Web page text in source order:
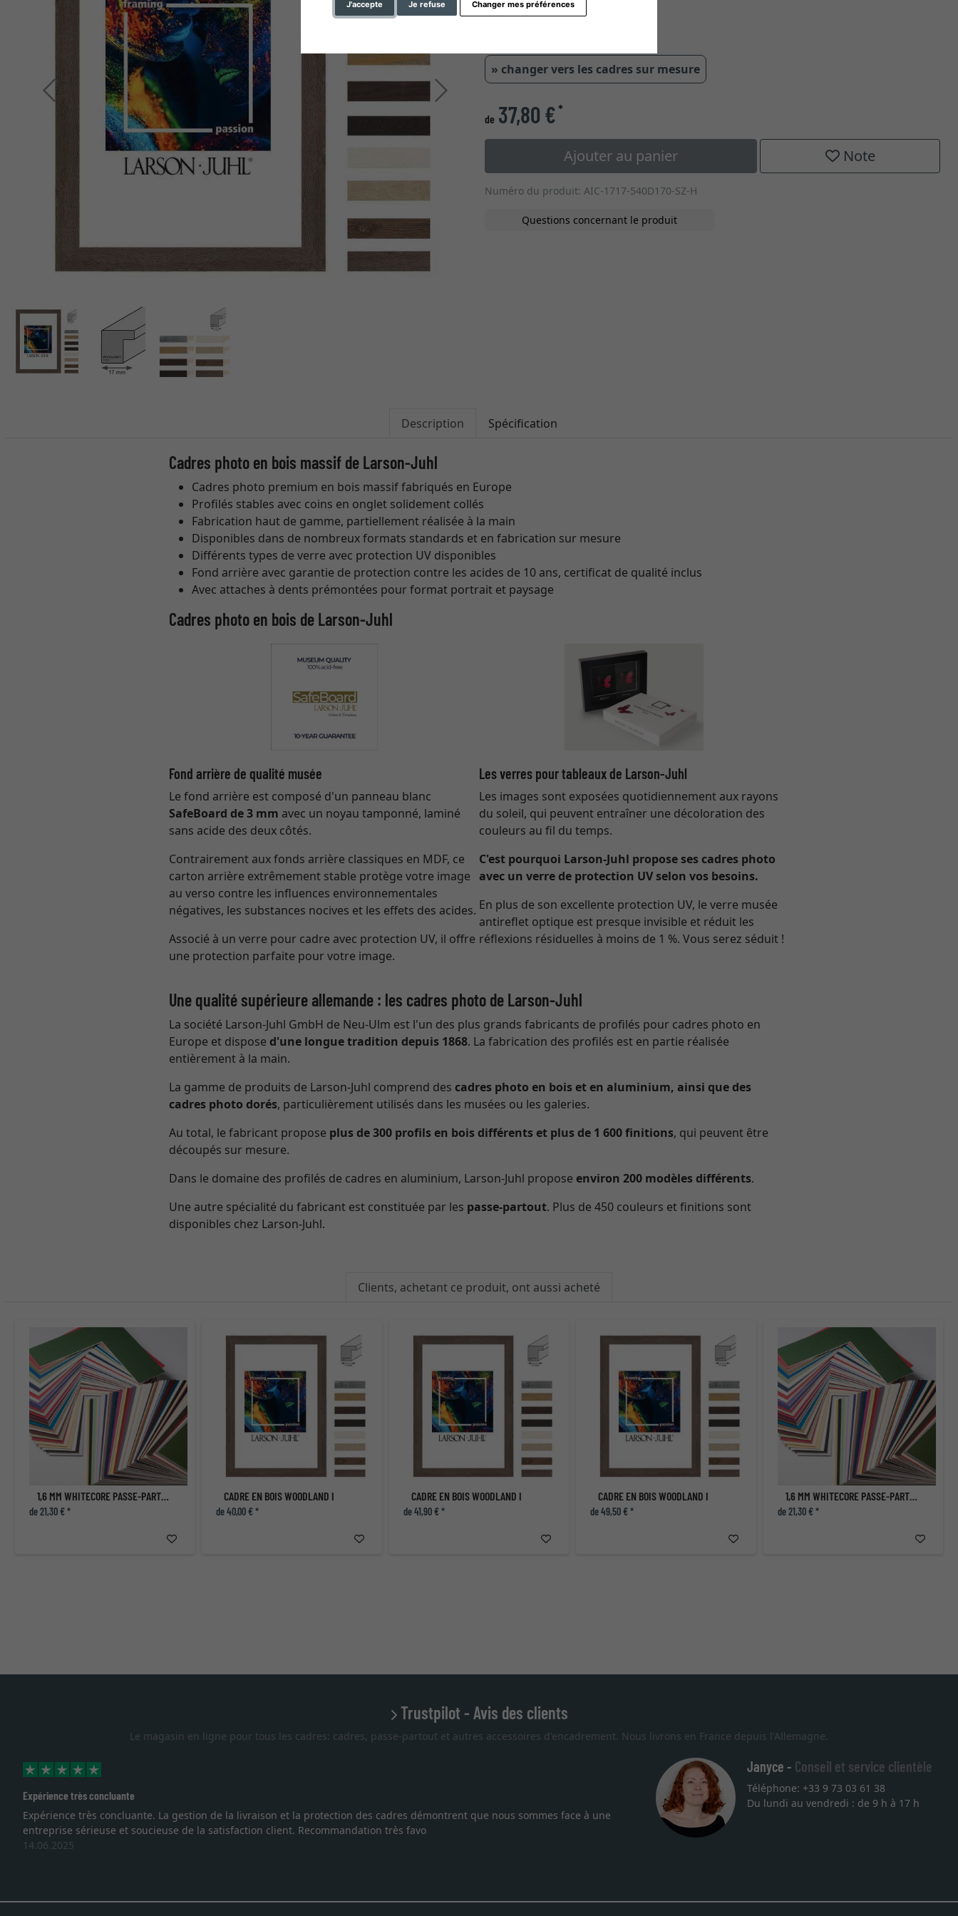
J'accepte Je refuse Changer mes préférences
Retour Continuer
» changer vers les cadres sur mesure
de 37,80 €*
Ajouter au panier Note
Numéro du produit: AIC-1717-540D170-SZ-H
Questions concernant le produit
Description Spécification
Cadres photo en bois massif de Larson-Juhl
Cadres photo premium en bois massif fabriqués en Europe
Profilés stables avec coins en onglet solidement collés
Fabrication haut de gamme, partiellement réalisée à la main
Disponibles dans de nombreux formats standards et en fabrication sur mesure
Différents types de verre avec protection UV disponibles
Fond arrière avec garantie de protection contre les acides de 10 ans, certificat de qualité inclus
Avec attaches à dents prémontées pour format portrait et paysage
Cadres photo en bois de Larson-Juhl
Fond arrière de qualité musée
Le fond arrière est composé d'un panneau blanc
SafeBoard de 3 mm avec un noyau tamponné, laminé
sans acide des deux côtés.
Contrairement aux fonds arrière classiques en MDF, ce
carton arrière extrêmement stable protège votre image
au verso contre les influences environnementales
négatives, les substances nocives et les effets des acides.
Associé à un verre pour cadre avec protection UV, il offre
une protection parfaite pour votre image.
Les verres pour tableaux de Larson-Juhl
Les images sont exposées quotidiennement aux rayons
du soleil, qui peuvent entraîner une décoloration des
couleurs au fil du temps.
C'est pourquoi Larson-Juhl propose ses cadres photo
avec un verre de protection UV selon vos besoins.
En plus de son excellente protection UV, le verre musée
antireflet optique est presque invisible et réduit les
réflexions résiduelles à moins de 1 %. Vous serez séduit !
Une qualité supérieure allemande : les cadres photo de Larson-Juhl
La société Larson-Juhl GmbH de Neu-Ulm est l'un des plus grands fabricants de profilés pour cadres photo en
Europe et disposed'une longue tradition depuis 1868. La fabrication des profilés est en partie réalisée
entièrement à la main.
La gamme de produits de Larson-Juhl comprend des cadres photo en bois et en aluminium, ainsi que des
cadres photo dorés, particulièrement utilisés dans les musées ou les galeries.
Au total, le fabricant propose plus de 300 profils en bois différents et plus de 1 600 finitions, qui peuvent être
découpés sur mesure.
Dans le domaine des profilés de cadres en aluminium, Larson-Juhl propose environ 200 modèles différents.
Une autre spécialité du fabricant est constituée par les passe-partout. Plus de 450 couleurs et finitions sont
disponibles chez Larson-Juhl.
Clients, achetant ce produit, ont aussi acheté
1,6 MM WHITECORE PASSE-PARTOUT AVEC COUPE INDIVIDUELLE
de 21,30 € *
CADRE EN BOIS WOODLAND I
de 40,00 € *
CADRE EN BOIS WOODLAND I
de 41,90 € *
CADRE EN BOIS WOODLAND I
de 49,50 € *
1,6 MM WHITECORE PASSE-PARTOUT AVEC COUPE INDIVIDUELLE
de 21,30 € *
Trustpilot - Avis des clients
Le magasin en ligne pour tous les cadres: cadres, passe-partout et autres accessoires d'encadrement. Nous livrons en France depuis l'Allemagne.
démontrent que nous sommes face à une
favo
Je recherchais un cadre sur mesure pour une lithographie, je suis tombée sur ce site. Le choix et la qualité sont au rendez
vous. Emballage professionnel, service et livraison dans les temps. J'espère revenir pour une autre commande. Merci.
Janyce - Conseil et service clientèle
Téléphone: +33 9 73 03 61 38
Du lundi au vendredi : de 9 h à 17 h